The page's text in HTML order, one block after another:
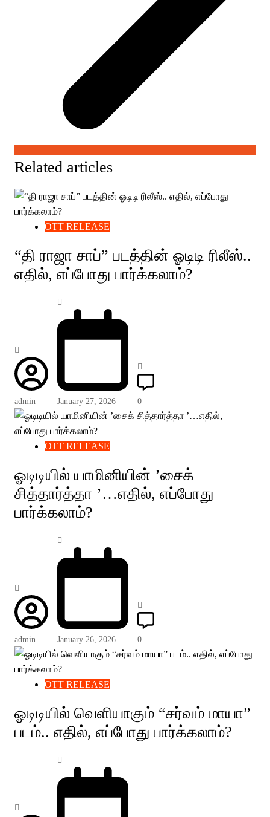
Related articles
OTT RELEASE
“தி ராஜா சாப்” படத்தின் ஓடிடி ரிலீஸ்..
எதில், எப்போது பார்க்கலாம்?
admin January 27, 2026 0
OTT RELEASE
ஓடிடியில் யாமினியின் ’சைக்
சித்தார்த்தா ’…எதில், எப்போது
பார்க்கலாம்?
admin January 26, 2026 0
OTT RELEASE
ஓடிடியில் வெளியாகும் “சர்வம் மாயா”
படம்.. எதில், எப்போது பார்க்கலாம்?